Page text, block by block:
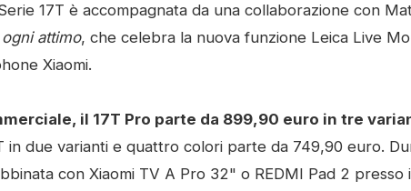
17T è accompagnata da una collaborazione con
attimo, che celebra la nuova funzione Leica Live
Xiaomi.
il 17T Pro parte da 899,90 euro in tre
in due varianti e quattro colori parte da 749,90 euro.
con Xiaomi TV A Pro 32" o REDMI Pad 2